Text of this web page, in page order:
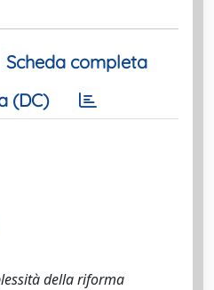
Scheda completa
(DC)
della riforma